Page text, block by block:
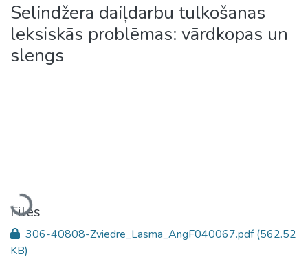
Selindžera daiļdarbu tulkošanas
leksiskās problēmas: vārdkopas un
slengs
Loading...
Files
306-40808-Zviedre_Lasma_AngF040067.pdf(562.52
KB)